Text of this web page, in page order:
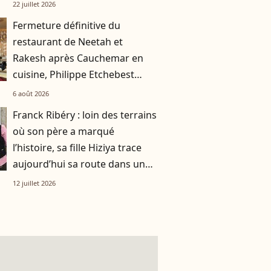
22 juillet 2026
Fermeture définitive du
restaurant de Neetah et
Rakesh après Cauchemar en
cuisine, Philippe Etchebest
pensait les avoir sauvés
6 août 2026
Franck Ribéry : loin des terrains
où son père a marqué
l’histoire, sa fille Hiziya trace
aujourd’hui sa route dans un
tout autre univers
12 juillet 2026